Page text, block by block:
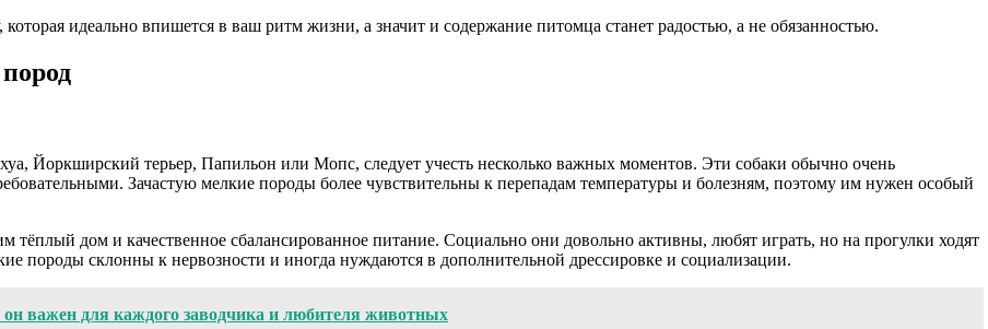
идеально впишется в ваш ритм жизни, а значит и содержание питомца станет радостью, а не обязанностью.
Йоркширский терьер, Папильон или Мопс, следует учесть несколько важных моментов. Эти собаки обычно очень
Зачастую мелкие породы более чувствительны к перепадам температуры и болезням, поэтому им нужен особый
тёплый дом и качественное сбалансированное питание. Социально они довольно активны, любят играть, но на прогулки ходят
породы склонны к нервозности и иногда нуждаются в дополнительной дрессировке и социализации.
он важен для каждого заводчика и любителя животных